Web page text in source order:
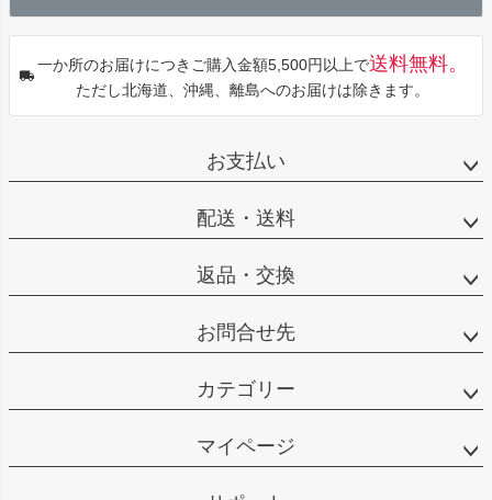
へ
一か所のお届けにつきご購入金額5,500円以上で送料無料。
ただし北海道、沖縄、離島へのお届けは除きます。
お支払い
配送・送料
返品・交換
お問合せ先
カテゴリー
マイページ